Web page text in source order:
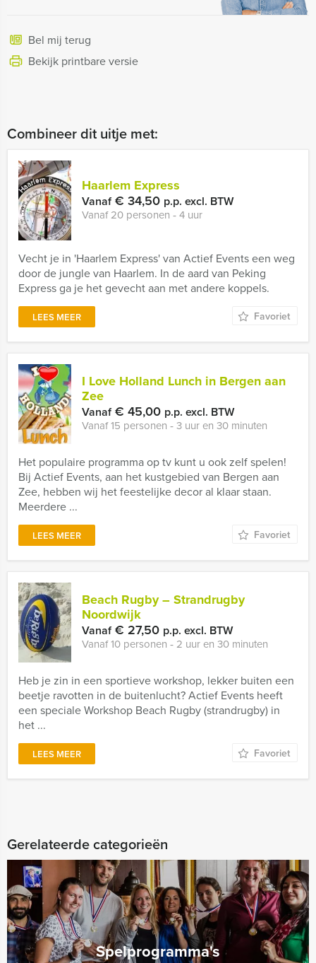
Bel mij terug
Bekijk printbare versie
Combineer dit uitje met:
Haarlem Express
Vanaf€ 34,50 p.p. excl. BTW
Vanaf 20 personen ‐ 4 uur
Vecht je in 'Haarlem Express' van Actief Events een weg
door de jungle van Haarlem. In de aard van Peking
Express ga je het gevecht aan met andere koppels.
LEES MEER Favoriet
I Love Holland Lunch in Bergen aan
Zee
Vanaf€ 45,00 p.p. excl. BTW
Vanaf 15 personen ‐ 3 uur en 30 minuten
Het populaire programma op tv kunt u ook zelf spelen!
Bij Actief Events, aan het kustgebied van Bergen aan
Zee, hebben wij het feestelijke decor al klaar staan.
Meerdere ...
LEES MEER Favoriet
Beach Rugby – Strandrugby
Noordwijk
Vanaf€ 27,50 p.p. excl. BTW
Vanaf 10 personen ‐ 2 uur en 30 minuten
Heb je zin in een sportieve workshop, lekker buiten een
beetje ravotten in de buitenlucht? Actief Events heeft
een speciale Workshop Beach Rugby (strandrugby) in
het ...
LEES MEER Favoriet
Gerelateerde categorieën
Spelprogramma's